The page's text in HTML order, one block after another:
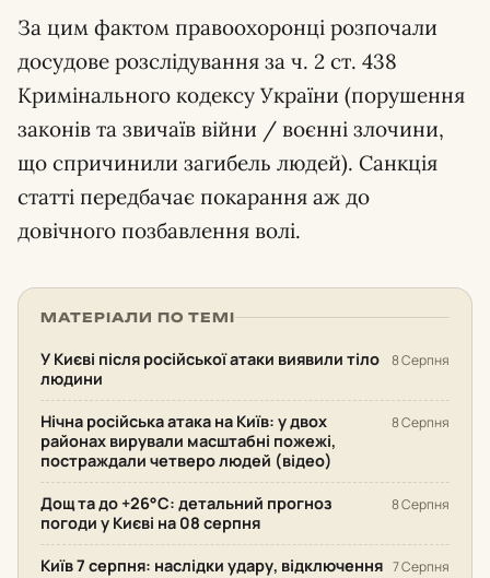
За цим фактом правоохоронці розпочали
досудове розслідування за ч. 2 ст. 438
Кримінального кодексу України (порушення
законів та звичаїв війни / воєнні злочини,
що спричинили загибель людей). Санкція
статті передбачає покарання аж до
довічного позбавлення волі.
МАТЕРІАЛИ ПО ТЕМІ
У Києві після російської атаки виявили тіло
людини
8 Серпня
Нічна російська атака на Київ: у двох
районах вирували масштабні пожежі,
постраждали четверо людей (відео)
8 Серпня
Дощ та до +26°С: детальний прогноз
погоди у Києві на 08 серпня
8 Серпня
Київ 7 серпня: наслідки удару, відключення 7 Серпня